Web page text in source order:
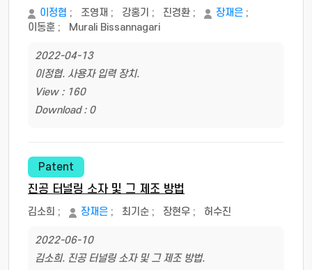
이정협 ; 조영재 ; 강홍기 ; 진경환 ; 장재은 ;
이동훈 ; Murali Bissannagari
2022-04-13
이정협. 사용자 입력 장치.
View : 160
Download : 0
Patent
진공 터널링 소자 및 그 제조 방법
김소희 ; 장재은 ; 최기순 ; 장현우 ; 허수진
2022-06-10
김소희. 진공 터널링 소자 및 그 제조 방법.